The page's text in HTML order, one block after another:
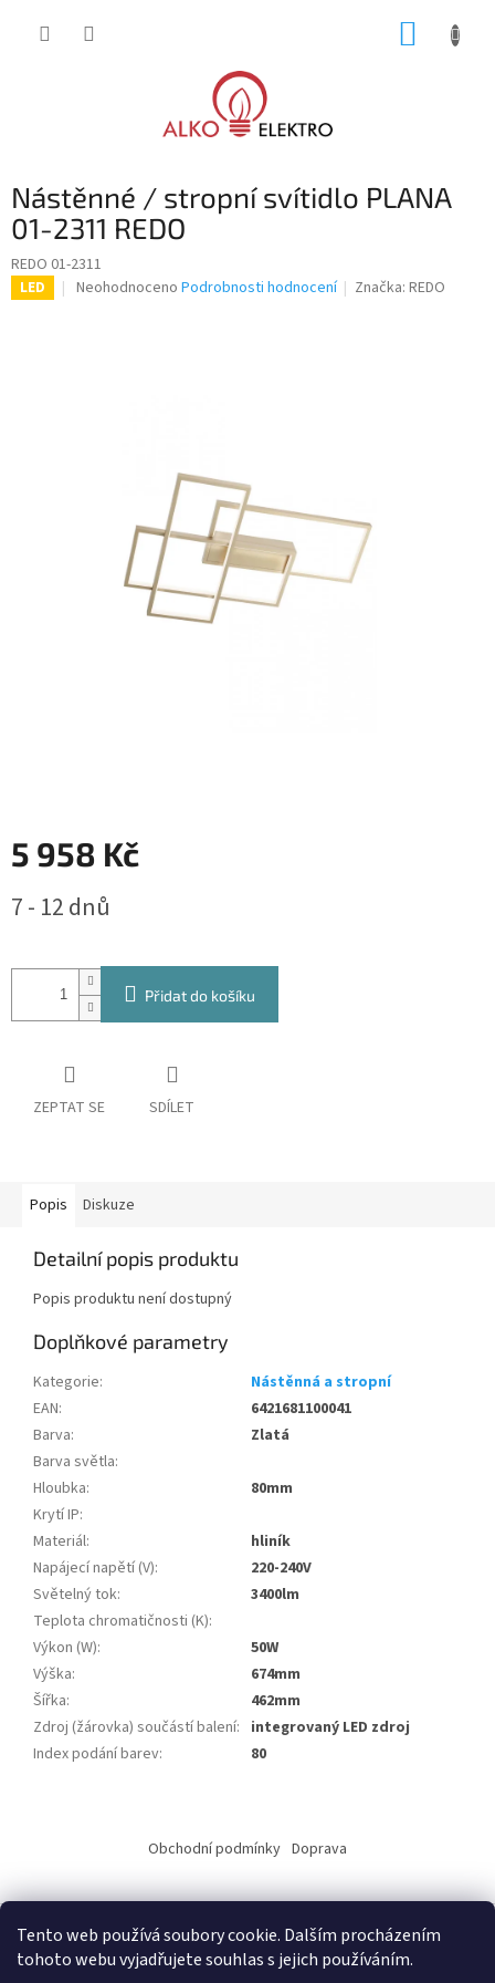
Tento web používá soubory cookie. Dalším procházením
tohoto webu vyjadřujete souhlas s jejich používáním.
Nástěnné / stropní svítidlo PLANA
01-2311 REDO
REDO 01-2311
LED
Průměrné
Neohodnoceno Podrobnosti hodnocení Značka:REDO
5 958 Kč
cena:
7 - 12 dnů
Přidat do košíku
ZEPTAT SE SDÍLET
Popis Diskuze
Detailní popis produktu
Popis produktu není dostupný
Doplňkové parametry
Kategorie:
Nástěnná a stropní
EAN:
6421681100041
Barva:
Zlatá
Barva světla:
Hloubka:
80mm
Krytí IP:
Materiál:
hliník
Napájecí napětí (V):
220-240V
Světelný tok:
3400lm
Teplota chromatičnosti (K):
Výkon (W):
50W
Výška:
674mm
Šířka:
462mm
Zdroj (žárovka) součástí balení: integrovaný LED zdroj
Index podání barev: 80
a
t
Obchodní podmínky Doprava
Vytvořil Shoptet